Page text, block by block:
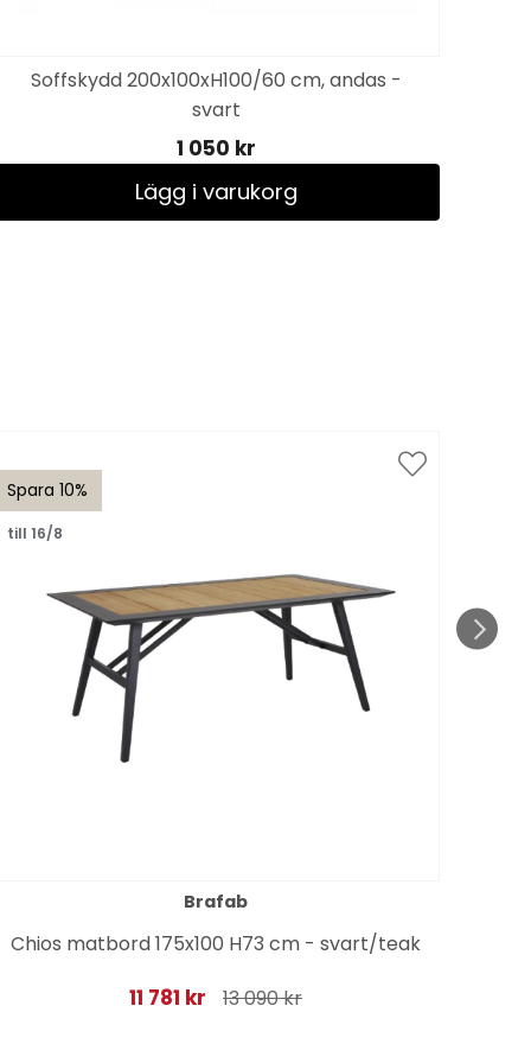
Soffskydd 200x100xH100/60 cm, andas -
svart
1 050 kr
Lägg i varukorg
Spara 10%
till 16/8
Brafab
Chios matbord 175x100 H73 cm - svart/teak
11 781 kr 13 090 kr